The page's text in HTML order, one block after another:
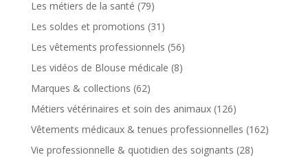
Les métiers de la santé (79)
Les soldes et promotions (31)
Les vêtements professionnels (56)
Les vidéos de Blouse médicale (8)
Marques & collections (62)
Métiers vétérinaires et soin des animaux(126)
Vêtements médicaux & tenues professionnelles (162)
Vie professionnelle & quotidien des soignants (28)